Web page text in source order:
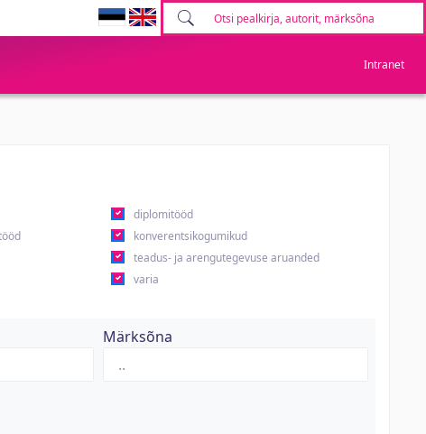
Intranet
diplomitööd
konverentsikogumikud
teadus- ja arengutegevuse aruanded
varia
Märksõna